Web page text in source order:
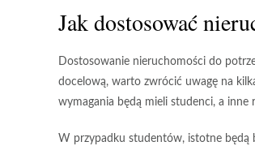
Jak dostosować
Dostosowanie nieruchomości do
docelową, warto zwrócić uwagę na
wymagania będą mieli studenci, a inne
W przypadku studentów, istotne będą